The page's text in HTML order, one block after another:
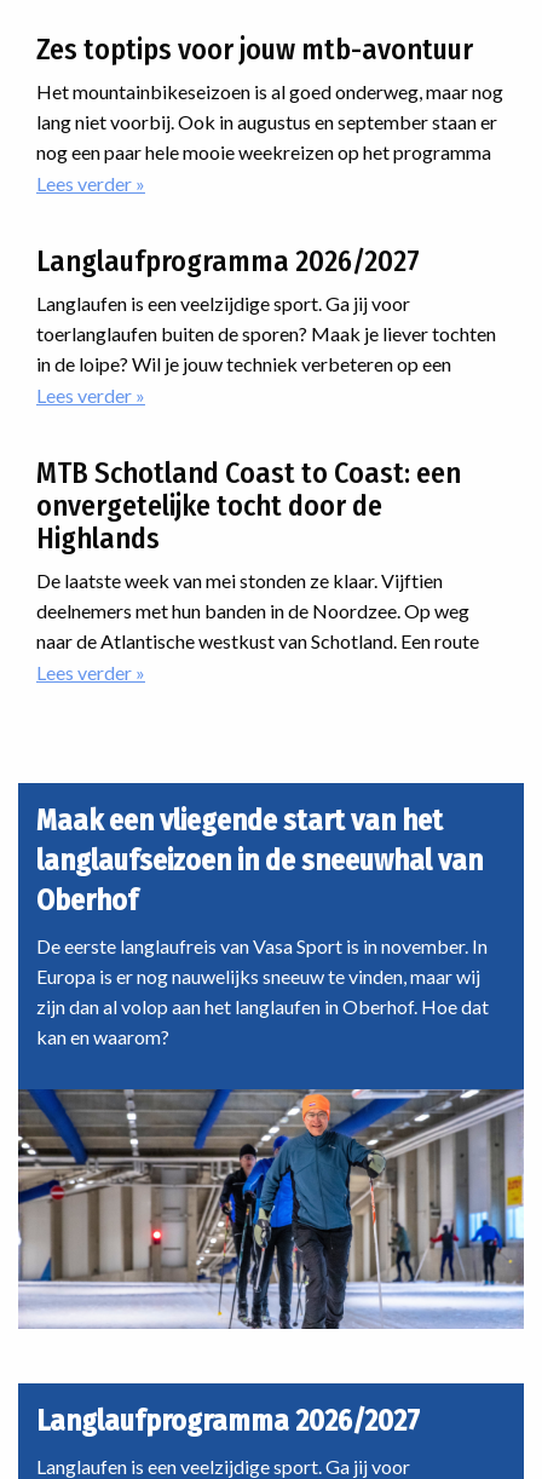
vliegende
van
het
langlaufseizoen
in
van
Zes toptips voor jouw mtb-avontuur
Het mountainbikeseizoen is al goed onderweg, maar nog
lang niet voorbij. Ook in augustus en september staan er
nog een paar hele mooie weekreizen op het programma
waar je nog bij kunt aansluiten. Van uitdagende routes
ongetwijfeld een reis tussen die bij jou past.
Lees verder over
voor
mtb-
avontuur
Langlaufprogramma 2026/2027
Langlaufen is een veelzijdige sport. Ga jij voor
toerlanglaufen buiten de sporen? Maak je liever tochten
in de loipe? Wil je jouw techniek verbeteren op een
cursus? Of ga je meedoen met een marathon? Voor
Lees verder over
MTB Schotland Coast to Coast: een
onvergetelijke tocht door de
Highlands
De laatste week van mei stonden ze klaar. Vijftien
deelnemers met hun banden in de Noordzee. Op weg
naar de Atlantische westkust van Schotland. Een route
dwars door de Highlands. Onherbergzaam, ruige natuur,
Lees verder over
to
Coast:
een
onvergetelijke
tocht
door
de
Highlands
Maak een vliegende start van het
langlaufseizoen in de sneeuwhal van
Oberhof
De eerste langlaufreis van Vasa Sport is in november. In
Europa is er nog nauwelijks sneeuw te vinden, maar wij
zijn dan al volop aan het langlaufen in Oberhof. Hoe dat
kan en waarom?
Langlaufprogramma 2026/2027
Langlaufen is een veelzijdige sport. Ga jij voor